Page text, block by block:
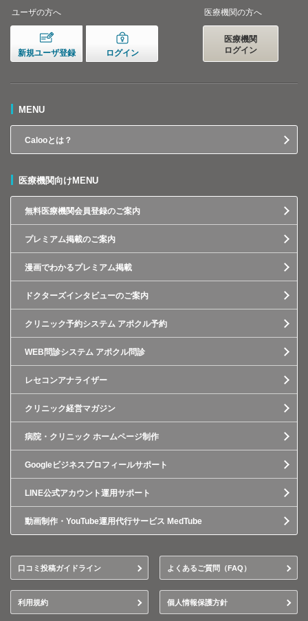
ユーザの方へ
新規ユーザ登録 ログイン
医療機関の方へ
医療機関
ログイン
MENU
Calooとは？
医療機関向けMENU
無料医療機関会員登録のご案内
プレミアム掲載のご案内
漫画でわかるプレミアム掲載
ドクターズインタビューのご案内
クリニック予約システム アポクル予約
WEB問診システム アポクル問診
レセコンアナライザー
クリニック経営マガジン
病院・クリニック ホームページ制作
Googleビジネスプロフィールサポート
LINE公式アカウント運用サポート
動画制作・YouTube運用代行サービス MedTube
口コミ投稿ガイドライン よくあるご質問（FAQ）
利用規約 個人情報保護方針